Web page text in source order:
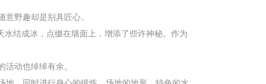
野趣却是别具匠心。
结成冰，点缀在墙面上，增添了些许神秘。作为
动也绰绰有余。